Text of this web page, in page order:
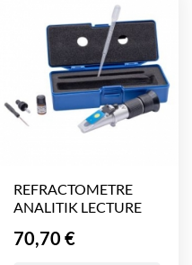
REFRACTOMETRE
ANALITIK LECTURE
Prix
70,70 €